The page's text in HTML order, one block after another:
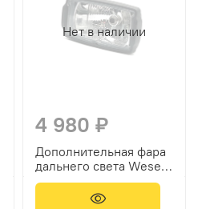
Нет в наличии
4 980 ₽
Дополнительная фара
дальнего света Wesem
HP5.22486